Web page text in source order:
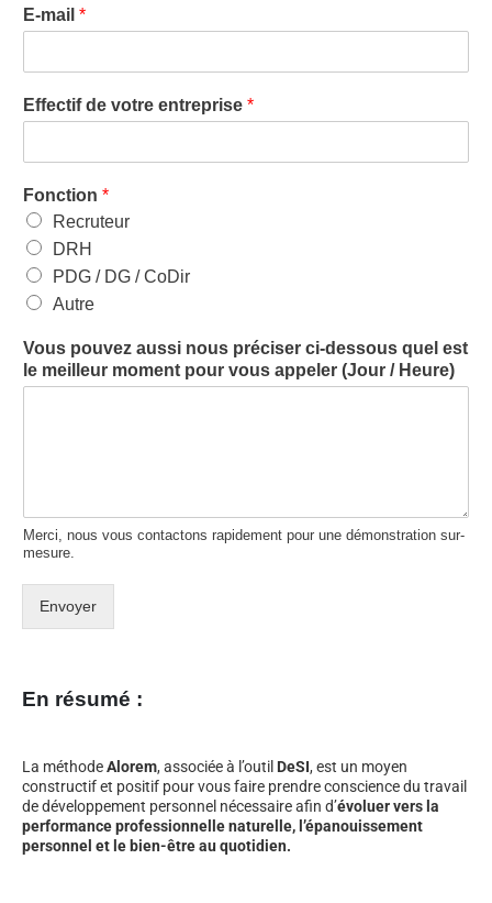
E-mail *
Effectif de votre entreprise *
Fonction *
Recruteur
DRH
PDG / DG / CoDir
Autre
Vous pouvez aussi nous préciser ci-dessous quel est
le meilleur moment pour vous appeler (Jour / Heure)
Merci, nous vous contactons rapidement pour une démonstration sur-
mesure.
Envoyer
En résumé :
La méthodeAlorem, associée à l’outil DeSI, est un moyen
constructif et positif pour vous faire prendre conscience du travail
de développement personnel nécessaire afin d’évoluer vers la
performance professionnelle naturelle, l’épanouissement
personnel et le bien-être au quotidien.